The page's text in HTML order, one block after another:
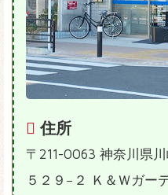
住所
〒211-0063 神奈川県
５２９−２ Ｋ＆Ｗガー